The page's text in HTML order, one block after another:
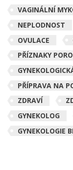
VAGINÁLNÍ
NEPLODNOST
OVULACE
PŘÍZNAKY
PŘÍPRAVA NA
ZDRAVÍ
GYNEKOLOG
GYNEKOLOGIE